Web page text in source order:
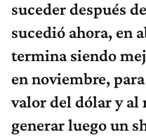
suceder después
sucedió ahora, en
termina siendo
en noviembre,
valor del dólar y
generar luego un